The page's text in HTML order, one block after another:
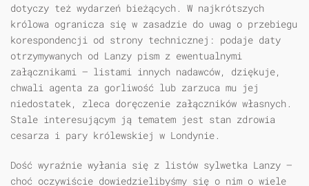
dotyczy też wydarzeń bieżących. W najkrótszych
królowa ogranicza się w zasadzie do uwag o przebiegu
korespondencji od strony technicznej: podaje daty
otrzymywanych od Lanzy pism z ewentualnymi
załącznikami — listami innych nadawców, dziękuje,
chwali agenta za gorliwość lub zarzuca mu jej
niedostatek, zleca doręczenie załączników własnych.
Stale interesującym ją tematem jest stan zdrowia
cesarza i pary królewskiej w Londynie.
Dość wyraźnie wyłania się z listów sylwetka Lanzy —
choć oczywiście dowiedzielibyśmy się o nim o wiele